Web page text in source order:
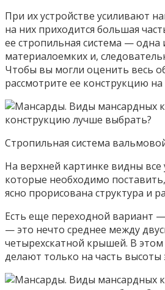
При их устройстве усиливают
на них приходится большая
ее стропильная система — одна
материалоемких и,
Чтобы вы могли оценить весь
рассмотрите ее конструкцию
Стропильная система
На верхней картинке видны все
которые необходимо
ясно прорисована структура и
Есть еще переходной вариант
— это нечто среднее между
четырехскатной крышей. В этом
делают только на часть высоты